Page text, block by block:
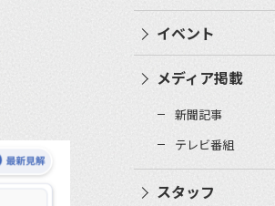
イベント
メディア掲載
新聞記事
テレビ番組
スタッフ